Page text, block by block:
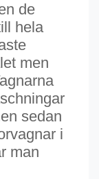
de
hela
men
sedan
i
man